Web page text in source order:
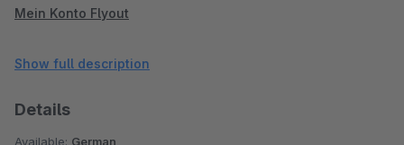
Mein Konto Flyout
Linke Spalte / Menü Startseite (Shopware 5)
Lagerbestand Benachrichtigung
Merkzettel entfernen / deaktivieren
Show full description
Details
Available: German